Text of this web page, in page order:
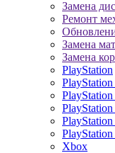
Замена
Ремонт
Замена
Замена
PlayStation
PlayStation
PlayStation
PlayStation
PlayStation
PlayStation
Xbox